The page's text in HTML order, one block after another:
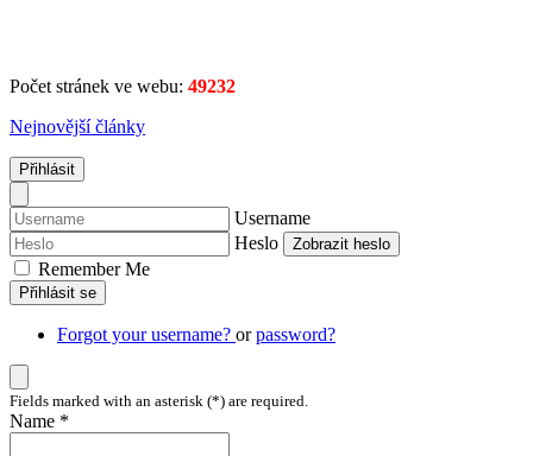
Počet stránek ve webu: 49232
Nejnovější články
Přihlásit
Username
Heslo
Zobrazit heslo
Remember Me
Přihlásit se
Forgot your username? orpassword?
Fields marked with an asterisk (*) are required.
Name *